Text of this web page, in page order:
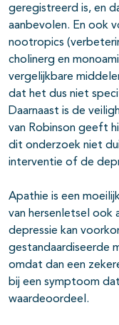
geregistreerd is, en
aanbevolen. En ook
nootropics
cholinerg en
vergelijkbare
dat het dus niet
Daarnaast is de
van Robinson geeft
dit onderzoek niet
interventie of de
Apathie is een
van hersenletsel ook
depressie kan
gestandaardiseerde
omdat dan een
bij een symptoom
waardeoordeel.